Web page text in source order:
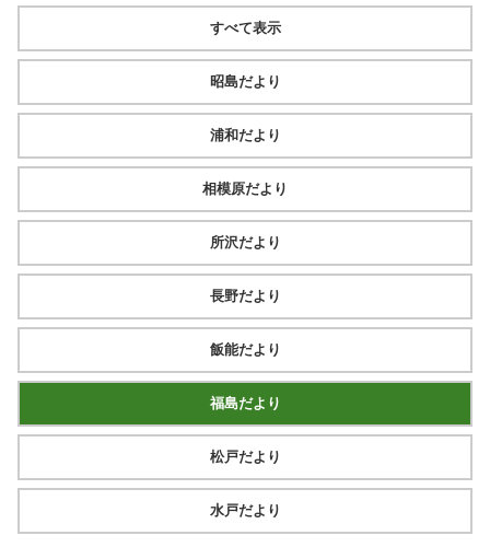
すべて表示
昭島だより
浦和だより
相模原だより
所沢だより
長野だより
飯能だより
福島だより
松戸だより
水戸だより